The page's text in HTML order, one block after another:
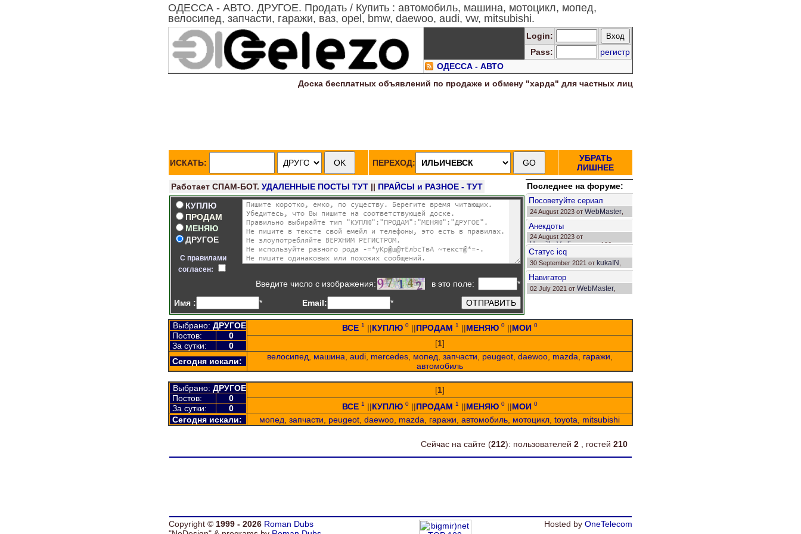
ОДЕССА - АВТО. ДРУГОЕ. Продать / Купить : автомобиль, машина, мотоцикл, мопед,
велосипед, запчасти, гаражи, ваз, opel, bmw, daewoo, audi, vw, mitsubishi.
Login:
Pass:
регистр
ОДЕССА - АВТО
Доска бесплатных объявлений по продаже и обмену "харда" для частных лиц
ИСКАТЬ: ПЕРЕХОД:
УБРАТЬ
ЛИШНЕЕ
Работает СПАМ-БОТ. УДАЛЕННЫЕ ПОСТЫ ТУТ || ПРАЙСЫ и РАЗНОЕ - ТУТ
КУПЛЮ
ПРОДАМ
МЕНЯЮ
ДРУГОЕ
С правилами
согласен:
Введите число с изображения: в это поле:
*
Имя :
* Email: *
Последнее на форуме:
Посоветуйте сериал
24 August 2023 от WebMaster
ответ: 36.
Анекдоты
24 August 2023 от
HavrilkoVadim, ответ: 136.
Статус icq
30 September 2021 от kukaIN
ответ: 7.
Навигатор
02 July 2021 от WebMaster
ответ: 4.
Выбрано: ДРУГОЕ
Постов:
0
За сутки:
0
ВСЕ 1 ||КУПЛЮ 0||ПРОДАМ 1 ||МЕНЯЮ 0||МОИ 0
[1]
Сегодня искали:
велосипед машина audi, mercedes, мопед запчасти peugeot, daewoo, mazda гаражи
автомобиль
Выбрано: ДРУГОЕ
Постов:
0
За сутки:
0
[1]
ВСЕ 1 ||КУПЛЮ 0||ПРОДАМ 1 ||МЕНЯЮ 0||МОИ 0
Сегодня искали: мопед запчасти peugeot daewoo mazda гаражи автомобиль мотоцикл toyota mitsubishi
Сейчас на сайте (212): пользователей 2 , гостей 210
Copyright © 1999 - 2026 Roman Dubs
Hosted by OneTelecom